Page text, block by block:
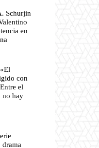
Schurjin
en
con
el
no hay
drama